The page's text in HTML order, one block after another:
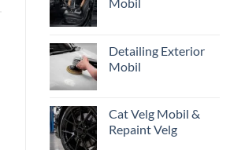
dari
Mobil
Detailing Exterior
Mobil
Cat Velg Mobil &
Repaint Velg